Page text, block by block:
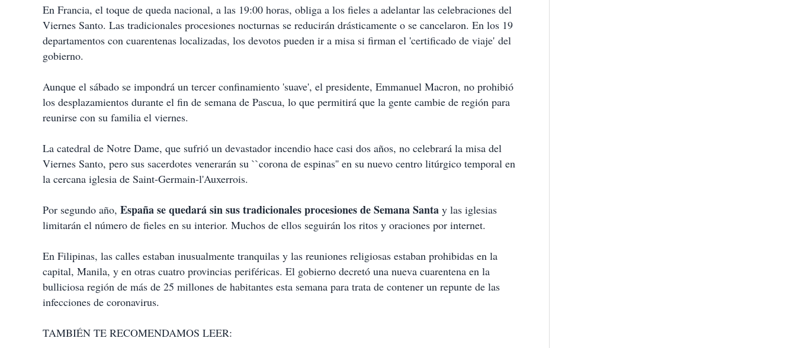
En Francia, el toque de queda nacional, a las 19:00 horas, obliga a los fieles a adelantar las celebraciones del
Viernes Santo. Las tradicionales procesiones nocturnas se reducirán drásticamente o se cancelaron. En los 19
departamentos con cuarentenas localizadas, los devotos pueden ir a misa si firman el 'certificado de viaje' del
gobierno.
Aunque el sábado se impondrá un tercer confinamiento 'suave', el presidente, Emmanuel Macron, no prohibió
los desplazamientos durante el fin de semana de Pascua, lo que permitirá que la gente cambie de región para
reunirse con su familia el viernes.
La catedral de Notre Dame, que sufrió un devastador incendio hace casi dos años, no celebrará la misa del
Viernes Santo, pero sus sacerdotes venerarán su ``corona de espinas'' en su nuevo centro litúrgico temporal en
la cercana iglesia de Saint-Germain-l'Auxerrois.
Por segundo año, España se quedará sin sus tradicionales procesiones de Semana Santa y las iglesias
limitarán el número de fieles en su interior. Muchos de ellos seguirán los ritos y oraciones por internet.
En Filipinas, las calles estaban inusualmente tranquilas y las reuniones religiosas estaban prohibidas en la
capital, Manila, y en otras cuatro provincias periféricas. El gobierno decretó una nueva cuarentena en la
bulliciosa región de más de 25 millones de habitantes esta semana para trata de contener un repunte de las
infecciones de coronavirus.
TAMBIÉN TE RECOMENDAMOS LEER: